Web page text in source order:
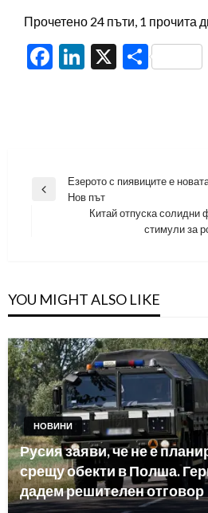
Прочетено 24 пъти, 1 прочита
Facebook
LinkedIn
X Share
Навигация
Previous
Езерото с пиявиците е
Нов път
Китай отпуска солидни
стимули за
YOU MIGHT ALSO LIKE
НОВИНИ
Русия заяви, че не е
срещу обекти в Полша.
дадем решителен отговор